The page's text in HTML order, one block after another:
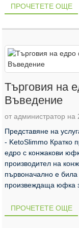
ПРОЧЕТЕТЕ ОЩЕ
Търговия на
Въведение
от администратор на
Представяне на
- KetoSlimmo Кратко
едро с конжакови
производител на
първоначално е
произвеждаща юфка
ПРОЧЕТЕТЕ ОЩЕ